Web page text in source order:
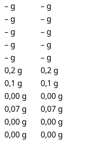
– g
– g
– g
– g
– g
– g
– g
– g
– g
– g
0,2 g
0,2 g
0,1 g
0,1 g
0,00 g
0,00 g
0,07 g
0,07 g
0,00 g
0,00 g
0,00 g
0,00 g